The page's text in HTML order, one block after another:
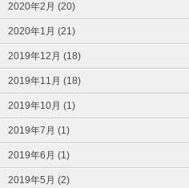
2020年2月 (20)
2020年1月 (21)
2019年12月 (18)
2019年11月 (18)
2019年10月 (1)
2019年7月 (1)
2019年6月 (1)
2019年5月 (2)